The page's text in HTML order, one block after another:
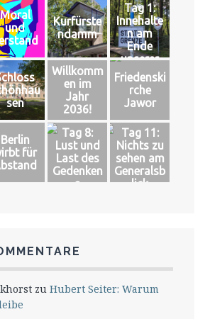
Moral
und
Kurfürste
ndamm
Tag 1:
Innehalte
n am
Ende
unserer
Welt
sen
Willkomm
en im
Jahr
2036!
Friedenski
rche
Jawor
Berlin
für
Tag 8:
Lust und
Last des
Gedenken
s
Tag 11:
Nichts zu
sehen am
Generalsb
lick
zu Hubert Seiter: Warum